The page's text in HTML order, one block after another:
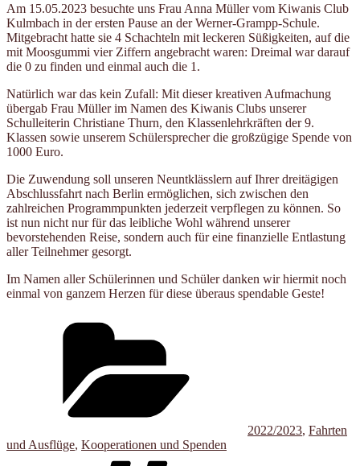
Am 15.05.2023 besuchte uns Frau Anna Müller vom Kiwanis Club
Kulmbach in der ersten Pause an der Werner-Grampp-Schule.
Mitgebracht hatte sie 4 Schachteln mit leckeren Süßigkeiten, auf die
mit Moosgummi vier Ziffern angebracht waren: Dreimal war darauf
die 0 zu finden und einmal auch die 1.
Natürlich war das kein Zufall: Mit dieser kreativen Aufmachung
übergab Frau Müller im Namen des Kiwanis Clubs unserer
Schulleiterin Christiane Thurn, den Klassenlehrkräften der 9.
Klassen sowie unserem Schülersprecher die großzügige Spende von
1000 Euro.
Die Zuwendung soll unseren Neuntklässlern auf Ihrer dreitägigen
Abschlussfahrt nach Berlin ermöglichen, sich zwischen den
zahlreichen Programmpunkten jederzeit verpflegen zu können. So
ist nun nicht nur für das leibliche Wohl während unserer
bevorstehenden Reise, sondern auch für eine finanzielle Entlastung
aller Teilnehmer gesorgt.
Im Namen aller Schülerinnen und Schüler danken wir hiermit noch
einmal von ganzem Herzen für diese überaus spendable Geste!
2022/2023, Fahrten
und Ausflüge, Kooperationen und Spenden